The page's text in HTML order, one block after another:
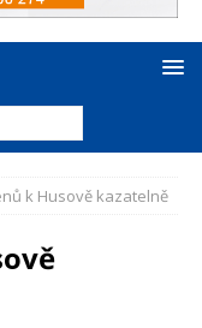
k Husově kazatelně